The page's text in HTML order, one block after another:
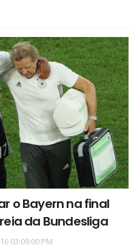
o Bayern na final
da Bundesliga
03:09:00 PM